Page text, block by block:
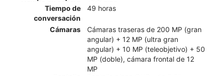
Tiempo de
conversación
49 horas
Cámaras
Cámaras traseras de 200 MP (gran
angular) + 12 MP (ultra gran
angular) + 10 MP (teleobjetivo) + 50
MP (doble), cámara frontal de 12
MP